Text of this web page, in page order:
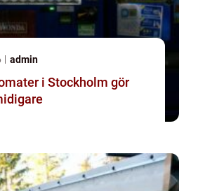
admin
i Stockholm gör